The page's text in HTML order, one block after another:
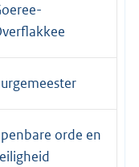
orde en